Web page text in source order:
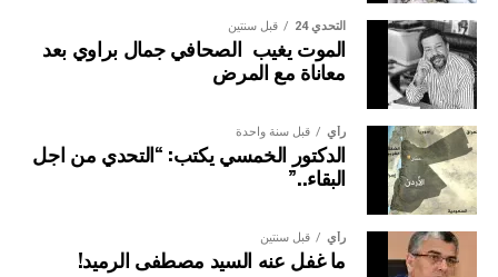
التحدي 24 قبل سنتين
الموت يغيب الصحافي جمال براوي بعد
معاناة مع المرض
رأي قبل سنة واحدة
الدكتور الخمسي يكتب: “التحدي من اجل
البقاء..”
رأي قبل سنتين
ما غفل عنه السيد مصطفى الرميد!